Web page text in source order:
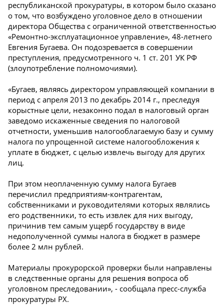
республиканской прокуратуры, в котором было сказано
о том, что возбуждено уголовное дело в отношении
директора Общества с ограниченной ответственностью
«Ремонтно-эксплуатационное управление», 48-летнего
Евгения Бугаева. Он подозревается в совершении
преступления, предусмотренного ч. 1 ст. 201 УК РФ
(злоупотребление полномочиями).
«Бугаев, являясь директором управляющей компании в
период с апреля 2013 по декабрь 2014 г., преследуя
корыстные цели, незаконно подал в налоговый орган
заведомо искаженные сведения по налоговой
отчетности, уменьшив налогооблагаемую базу и сумму
налога по упрощенной системе налогообложения к
уплате в бюджет, с целью извлечь выгоду для других
лиц.
При этом неоплаченную сумму налога Бугаев
перечислил предприятиям-контрагентам,
собственниками и руководителями которых являлись
его родственники, то есть извлек для них выгоду,
причинив тем самым ущерб государству в виде
недополученной суммы налога в бюджет в размере
более 2 млн рублей.
Материалы прокурорской проверки были направлены
в следственные органы для решения вопроса об
уголовном преследовании», - сообщала пресс-служба
прокуратуры РХ.